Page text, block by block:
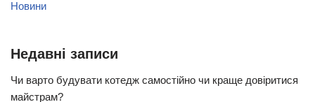
Новини
Недавні записи
Чи варто будувати котедж самостійно чи краще довіритися
майстрам?